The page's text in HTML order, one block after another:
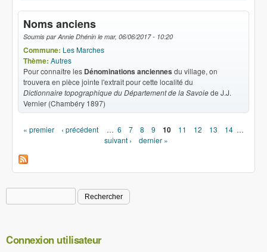
Noms anciens
Soumis parAnnie Dhénin le mar, 06/06/2017 - 10:20
Commune: Les Marches
Thème: Autres
Pour connaître les Dénominations anciennesdu village, on
trouvera en pièce jointe l'extrait pour cette localité du
Dictionnaire topographique du Département de la Savoiede J.J.
Vernier (Chambéry 1897)
Pages
« premier ‹ précédent … 6 7 8 9 10 11 12 13 14 …
suivant ›
dernier »
Formulaire de recherche
Connexion utilisateur